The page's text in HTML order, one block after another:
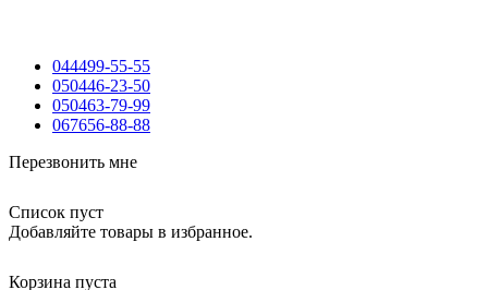
044499-55-55
050446-23-50
050463-79-99
067656-88-88
Перезвонить мне
Список пуст
Добавляйте товары в избранное.
Корзина пуста